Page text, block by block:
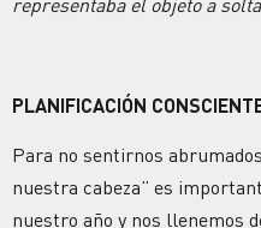
representaba el objeto a
PLANIFICACIÓN
Para no sentirnos
nuestra cabeza” es
nuestro año y nos llenemos